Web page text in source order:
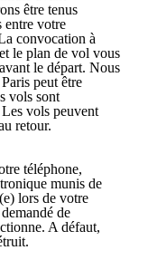
être tenus
entre votre
convocation à
le plan de vol vous
le départ. Nous
peut être
vols sont
vols peuvent
retour.
téléphone,
munis de
lors de votre
de
A défaut,